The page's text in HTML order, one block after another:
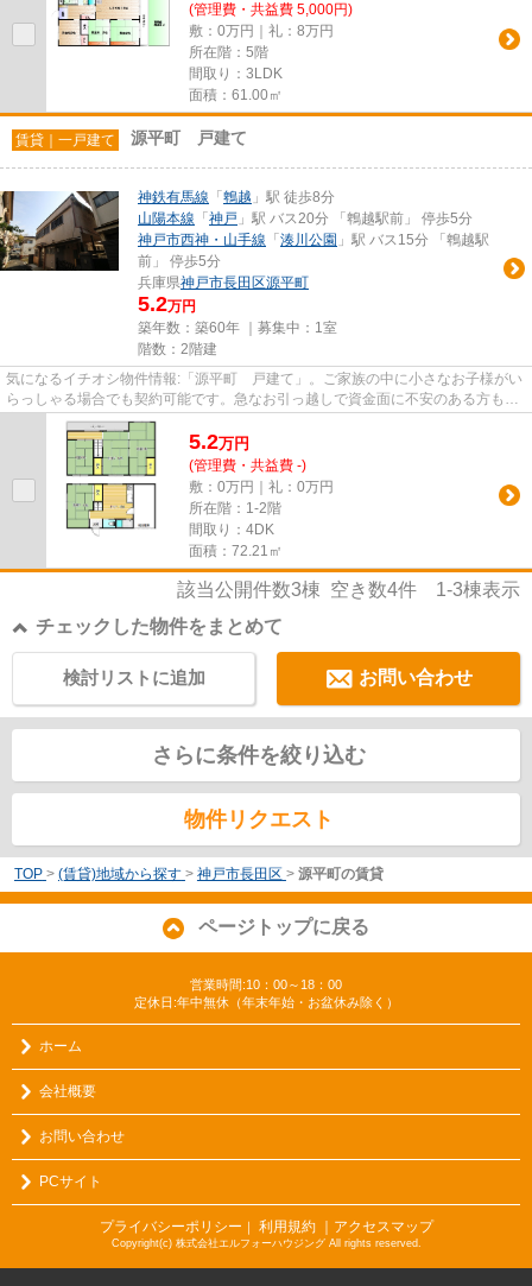
(管理費・共益費 5,000円)
敷：0万円｜礼：8万円
所在階：5階
間取り：3LDK
面積：61.00㎡
賃貸｜一戸建て 源平町 戸建て
神鉄有馬線 「 鵯越 」駅 徒歩8分
山陽本線 「 神戸 」駅 バス20分 「鵯越駅前」 停歩5分
神戸市西神・山手線 「 湊川公園 」駅 バス15分 「鵯越駅
前」 停歩5分
兵庫県神戸市長田区源平町
5.2万円
築年数：築60年 ｜募集中： 1室
階数：2階建
気になるイチオシ物件情報:「源平町 戸建て」。ご家族の中に小さなお子様がい
らっしゃる場合でも契約可能です。急なお引っ越しで資金面に不安のある方も安
心の、敷金ゼロ円物件。自転...
5.2万円
(管理費・共益費 -)
敷：0万円｜礼：0万円
所在階：1-2階
間取り：4DK
面積：72.21㎡
該当公開件数3棟 空き数4件 1-3棟表示
チェックした物件をまとめて
お問い合わせ
検討リストに追加
さらに条件を絞り込む
物件リクエスト
TOP > (賃貸)地域から探す > 神戸市長田区 > 源平町の賃貸
ページトップに戻る
営業時間:10：00～18：00
定休日:年中無休（年末年始・お盆休み除く）
ホーム
会社概要
お問い合わせ
PCサイト
プライバシーポリシー ｜ 利用規約 ｜アクセスマップ
Copyright(c) 株式会社エルフォーハウジング All rights reserved.